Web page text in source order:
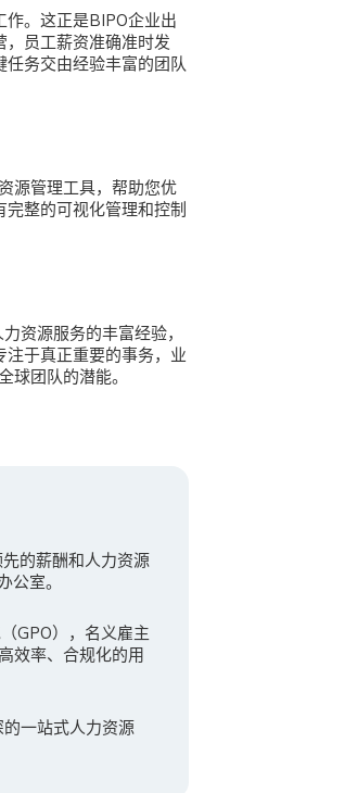
作。这正是BIPO企业出
，员工薪资准确准时发
务交由经验丰富的团队
源管理工具，帮助您优
整的可视化管理和控制
资源服务的丰富经验，
于真正重要的事务，业
团队的潜能。
的薪酬和人力资源
室。
GPO），名义雇主
效率、合规化的用
一站式人力资源